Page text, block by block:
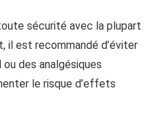
sécurité avec la plupart
il est recommandé d’éviter
des analgésiques
le risque d’effets